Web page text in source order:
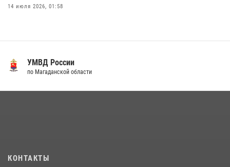
14 июля 2026, 01:58
Руководство Управления Росгвардии по Магаданской области
УМВД России
по Магаданской области
КОНТАКТЫ